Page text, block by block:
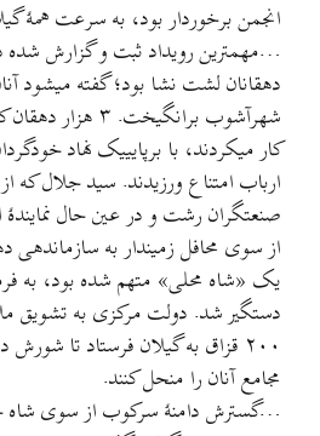
انجمن برخوردار بود، به سرعت همهٔ
…مهمترین رویداد ثبت و گزارش شده
دهقانان لشت نشا بود؛ گفته میشود
شهرآشوب برانگیخت.
کار میکردند، با برپایییک نهاد
ارباب امتناع ورزیدند. سید جلال که
صنعتگران رشت و در عين حال
از سوی محافل زمیندار به سازماندهی
یک «شاه محلی» متهم شده بود، به
دستگیر شد. دولت مرکزی به تشویق
۲۰۰ قزاق به گیلان فرستاد تا
مجامع آنان را منحل کنند.
…گسترش دامنهٔ سرکوب از سوی شاه